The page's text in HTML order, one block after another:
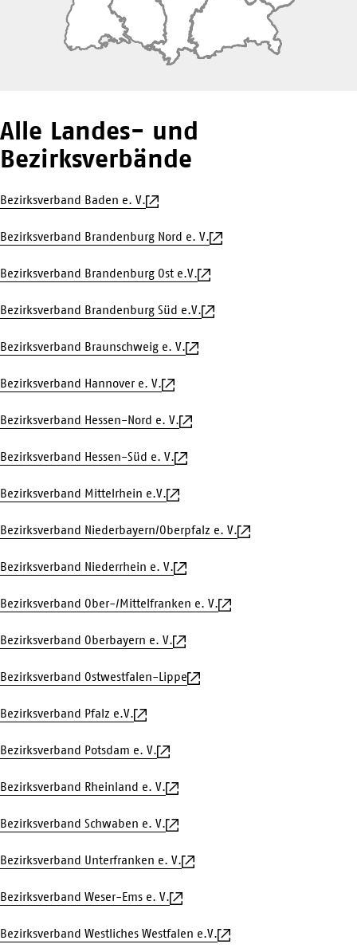
Alle Landes- und
Bezirksverbände
Bezirksverband Baden e. V.
Bezirksverband Brandenburg Nord e. V.
Bezirksverband Brandenburg Ost e.V.
Bezirksverband Brandenburg Süd e.V.
Bezirksverband Braunschweig e. V.
Bezirksverband Hannover e. V.
Bezirksverband Hessen-Nord e. V.
Bezirksverband Hessen-Süd e. V.
Bezirksverband Mittelrhein e.V.
Bezirksverband Niederbayern/Oberpfalz e. V.
Bezirksverband Niederrhein e. V.
Bezirksverband Ober-/Mittelfranken e. V.
Bezirksverband Oberbayern e. V.
Bezirksverband Ostwestfalen-Lippe
Bezirksverband Pfalz e.V.
Bezirksverband Potsdam e. V.
Bezirksverband Rheinland e. V.
Bezirksverband Schwaben e. V.
Bezirksverband Unterfranken e. V.
Bezirksverband Weser-Ems e. V.
Bezirksverband Westliches Westfalen e.V.